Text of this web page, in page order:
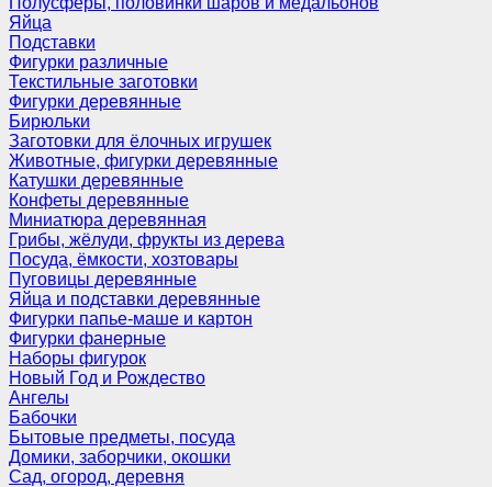
Яйца
Подставки
Фигурки различные
Текстильные заготовки
Фигурки деревянные
Бирюльки
Заготовки для ёлочных игрушек
Животные, фигурки деревянные
Катушки деревянные
Конфеты деревянные
Миниатюра деревянная
Грибы, жёлуди, фрукты из дерева
Посуда, ёмкости, хозтовары
Пуговицы деревянные
Яйца и подставки деревянные
Фигурки папье-маше и картон
Фигурки фанерные
Наборы фигурок
Новый Год и Рождество
Ангелы
Бабочки
Бытовые предметы, посуда
Домики, заборчики, окошки
Сад, огород, деревня